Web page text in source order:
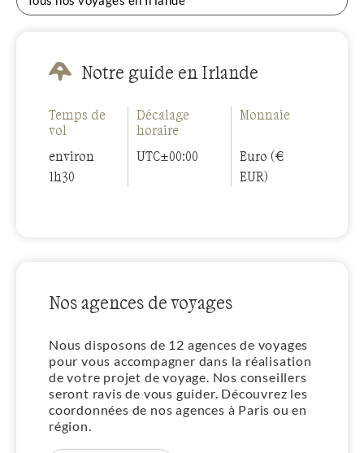
Notre guide en Irlande
Temps de
vol
environ
1h30
Décalage
horaire
UTC±00:00
Monnaie
Euro (€
EUR)
Nos agences de voyages
Nous disposons de 12 agences de voyages
pour vous accompagner dans la réalisation
de votre projet de voyage. Nos conseillers
seront ravis de vous guider. Découvrez les
coordonnées de nos agences à Paris ou en
région.